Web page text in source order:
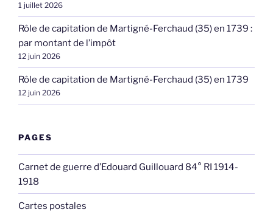
1 juillet 2026
Rôle de capitation de Martigné-Ferchaud (35) en 1739 :
par montant de l’impôt
12 juin 2026
Rôle de capitation de Martigné-Ferchaud (35) en 1739
12 juin 2026
PAGES
Carnet de guerre d’Edouard Guillouard 84° RI 1914-
1918
Cartes postales